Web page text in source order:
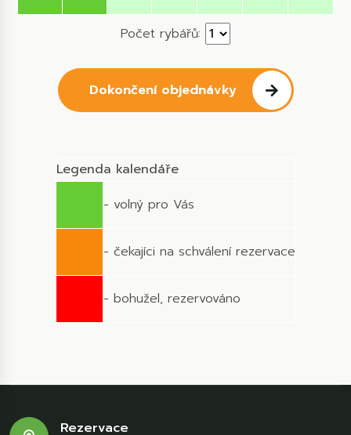
Počet rybářů:
Dokončení objednávky
Legenda kalendáře
- volný pro Vás
- čekajíci na schválení rezervace
- bohužel, rezervováno
Rezervace